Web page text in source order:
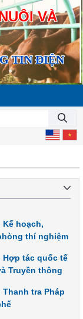
VÀ
TIN ĐIỆN
Kế hoạch,
thí nghiệm
Hợp tác quốc tế
Truyền thông
Thanh tra Pháp